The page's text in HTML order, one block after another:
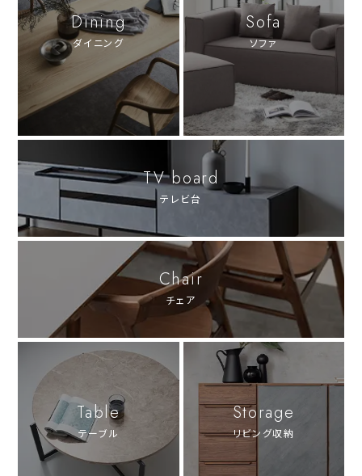
Dining
ダイニング
Sofa
ソファ
TV board
テレビ台
Chair
チェア
Table
テーブル
Storage
リビング収納